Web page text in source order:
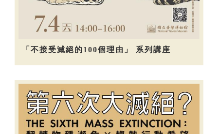
「不接受滅絕的100個理由」 系列講座